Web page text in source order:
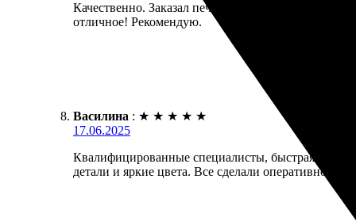
Качественно. Заказал печать фотополоски,
отличное! Рекомендую.
Василина : ★ ★ ★ ★ ★
17.06.2025
Квалифицированные специалисты, быстрая
детали и яркие цвета. Все сделали оперативно, я